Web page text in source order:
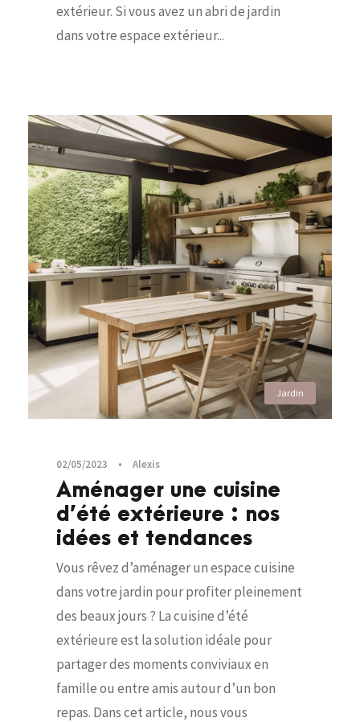
extérieur. Si vous avez un abri de jardin
dans votre espace extérieur...
Jardin
02/05/2023 • Alexis
Aménager une cuisine
d’été extérieure : nos
idées et tendances
Vous rêvez d’aménager un espace cuisine
dans votre jardin pour profiter pleinement
des beaux jours ? La cuisine d’été
extérieure est la solution idéale pour
partager des moments conviviaux en
famille ou entre amis autour d’un bon
repas. Dans cet article, nous vous